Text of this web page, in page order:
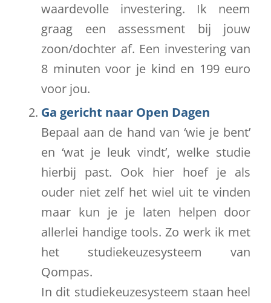
waardevolle investering. Ik neem
graag een assessment bij jouw
zoon/dochter af. Een investering van
8 minuten voor je kind en 199 euro
voor jou.
Ga gericht naar Open Dagen
Bepaal aan de hand van ‘wie je bent’
en ‘wat je leuk vindt’, welke studie
hierbij past. Ook hier hoef je als
ouder niet zelf het wiel uit te vinden
maar kun je je laten helpen door
allerlei handige tools. Zo werk ik met
het studiekeuzesysteem van
Qompas.
In dit studiekeuzesysteem staan heel